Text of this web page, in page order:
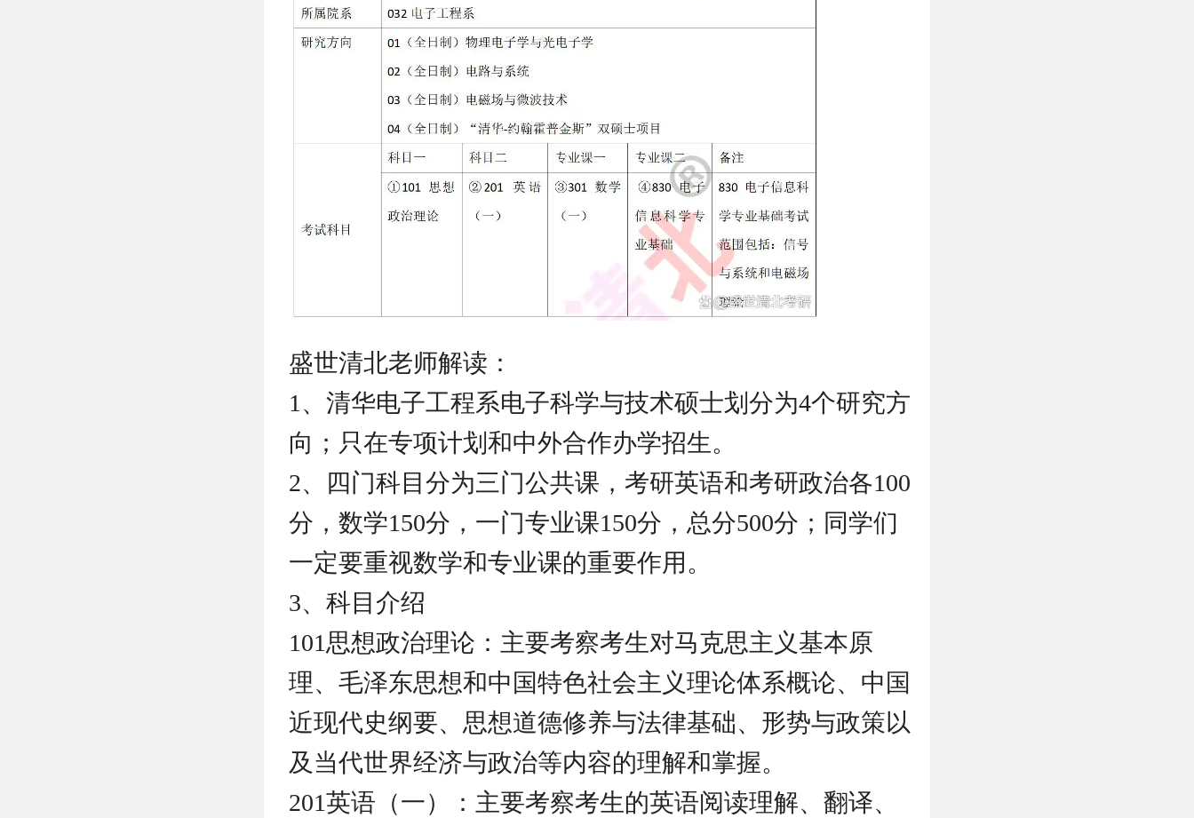
盛世清北老师解读：
1、清华电子工程系电子科学与技术硕士划分为4个研究方
向；只在专项计划和中外合作办学招生。
2、四门科目分为三门公共课，考研英语和考研政治各100
分，数学150分，一门专业课150分，总分500分；同学们
一定要重视数学和专业课的重要作用。
3、科目介绍
101思想政治理论：主要考察考生对马克思主义基本原
理、毛泽东思想和中国特色社会主义理论体系概论、中国
近现代史纲要、思想道德修养与法律基础、形势与政策以
及当代世界经济与政治等内容的理解和掌握。
201英语（一）：主要考察考生的英语阅读理解、翻译、